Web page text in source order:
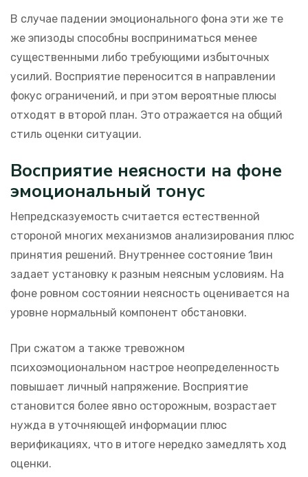
В случае падении эмоционального фона эти же те
же эпизоды способны восприниматься менее
существенными либо требующими избыточных
усилий. Восприятие переносится в направлении
фокус ограничений, и при этом вероятные плюсы
отходят в второй план. Это отражается на общий
стиль оценки ситуации.
Восприятие неясности на фоне
эмоциональный тонус
Непредсказуемость считается естественной
стороной многих механизмов анализирования плюс
принятия решений. Внутреннее состояние 1вин
задает установку к разным неясным условиям. На
фоне ровном состоянии неясность оценивается на
уровне нормальный компонент обстановки.
При сжатом а также тревожном
психоэмоциональном настрое неопределенность
повышает личный напряжение. Восприятие
становится более явно осторожным, возрастает
нужда в уточняющей информации плюс
верификациях, что в итоге нередко замедлять ход
оценки.